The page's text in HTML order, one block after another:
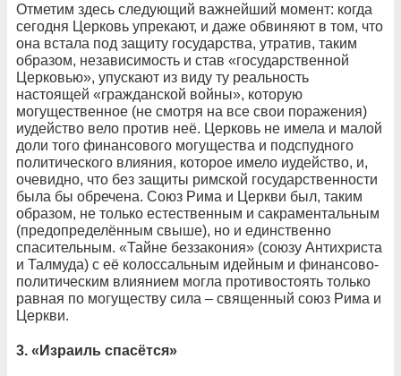
Отметим здесь следующий важнейший момент: когда
сегодня Церковь упрекают, и даже обвиняют в том, что
она встала под защиту государства, утратив, таким
образом, независимость и став «государственной
Церковью», упускают из виду ту реальность
настоящей «гражданской войны», которую
могущественное (не смотря на все свои поражения)
иудейство вело против неё. Церковь не имела и малой
доли того финансового могущества и подспудного
политического влияния, которое имело иудейство, и,
очевидно, что без защиты римской государственности
была бы обречена. Союз Рима и Церкви был, таким
образом, не только естественным и сакраментальным
(предопределённым свыше), но и единственно
спасительным. «Тайне беззакония» (союзу Антихриста
и Талмуда) с её колоссальным идейным и финансово-
политическим влиянием могла противостоять только
равная по могуществу сила – священный союз Рима и
Церкви.
3. «Израиль спасётся»